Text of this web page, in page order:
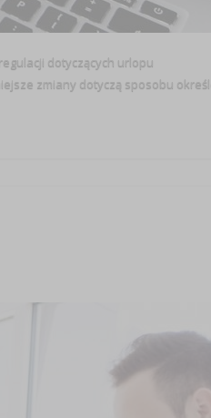
dotyczących urlopu
zmiany dotyczą sposobu